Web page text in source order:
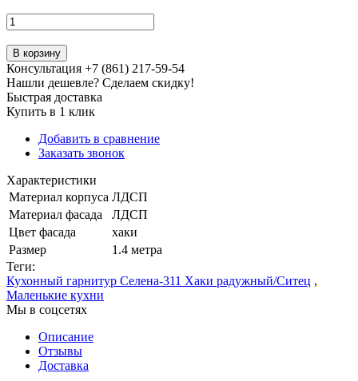
В корзину
Консультация +7 (861) 217-59-54
Нашли дешевле? Сделаем скидку!
Быстрая доставка
Купить в 1 клик
Добавить в сравнение
Заказать звонок
Характеристики
Материал корпуса ЛДСП
Материал фасада
ЛДСП
Цвет фасада
хаки
Размер
1.4 метра
Теги:
Кухонный гарнитур Селена-311 Хаки радужный/Ситец ,
Маленькие кухни
Мы в соцсетях
Описание
Отзывы
Доставка